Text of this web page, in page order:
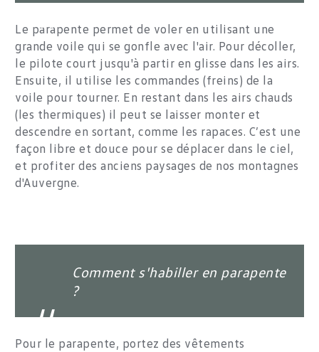
Le parapente permet de voler en utilisant une
grande voile qui se gonfle avec l'air. Pour décoller,
le pilote court jusqu'à partir en glisse dans les airs.
Ensuite, il utilise les commandes (freins) de la
voile pour tourner. En restant dans les airs chauds
(les thermiques) il peut se laisser monter et
descendre en sortant, comme les rapaces. C’est une
façon libre et douce pour se déplacer dans le ciel,
et profiter des anciens paysages de nos montagnes
d'Auvergne.
Comment s'habiller en parapente
?
Pour le parapente, portez des vêtements